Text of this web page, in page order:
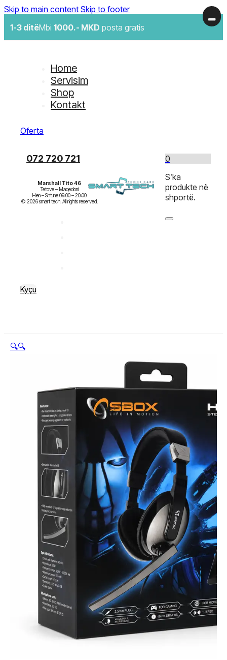
Skip to main content Skip to footer
1-3 ditëMbi 1000.- MKD posta gratis
Home
Servisim
Shop
Kontakt
Oferta
072 720 721
Marshall Tito 46
Tetove – Maqedoni
Hen – Shtune 09:00 – 20:00
Kyçu
0
S’ka
produkte në
shportë.
🔍🔍